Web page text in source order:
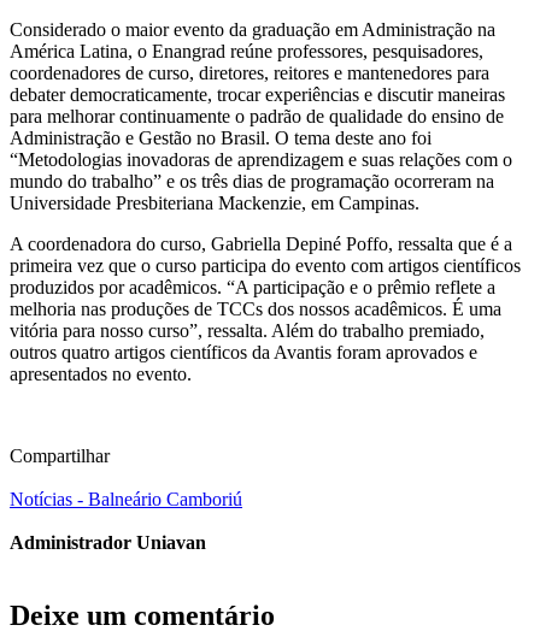
Considerado o maior evento da graduação em Administração na
América Latina, o Enangrad reúne professores, pesquisadores,
coordenadores de curso, diretores, reitores e mantenedores para
debater democraticamente, trocar experiências e discutir maneiras
para melhorar continuamente o padrão de qualidade do ensino de
Administração e Gestão no Brasil. O tema deste ano foi
“Metodologias inovadoras de aprendizagem e suas relações com o
mundo do trabalho” e os três dias de programação ocorreram na
Universidade Presbiteriana Mackenzie, em Campinas.
A coordenadora do curso, Gabriella Depiné Poffo, ressalta que é a
primeira vez que o curso participa do evento com artigos científicos
produzidos por acadêmicos. “A participação e o prêmio reflete a
melhoria nas produções de TCCs dos nossos acadêmicos. É uma
vitória para nosso curso”, ressalta. Além do trabalho premiado,
outros quatro artigos científicos da Avantis foram aprovados e
apresentados no evento.
Compartilhar
Notícias - Balneário Camboriú
Administrador Uniavan
Deixe um comentário